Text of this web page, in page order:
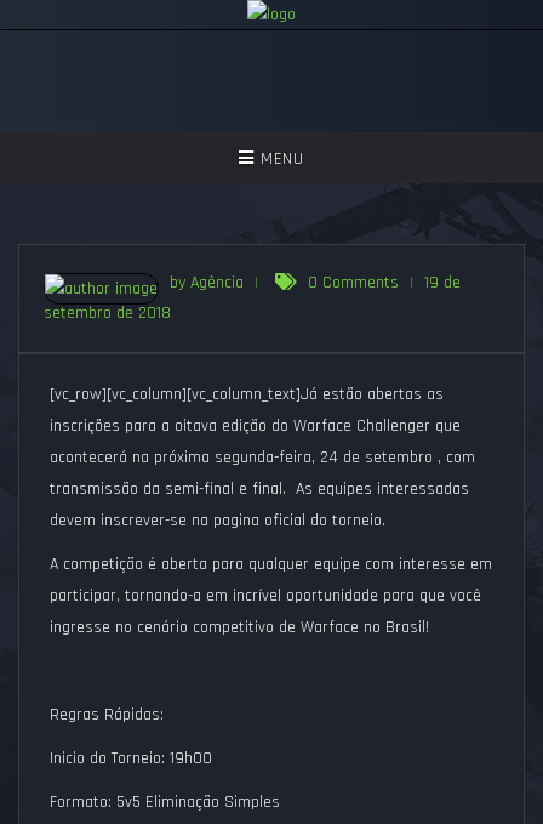
TOGGLE
MENU
ASSISTIR
PERGUNTAS FREQUENTES
by Agência | 0 Comments | 19 de
setembro de 2018
[vc_row][vc_column][vc_column_text]Já estão abertas as
inscrições para a oitava edição do Warface Challenger que
acontecerá na próxima segunda-feira, 24 de setembro , com
transmissão da semi-final e final. As equipes interessadas
devem inscrever-se na pagina oficial do torneio.
A competição é aberta para qualquer equipe com interesse em
participar, tornando-a em incrível oportunidade para que você
ingresse no cenário competitivo de Warface no Brasil!
Regras Rápidas:
Inicio do Torneio: 19h00
Formato: 5v5 Eliminação Simples